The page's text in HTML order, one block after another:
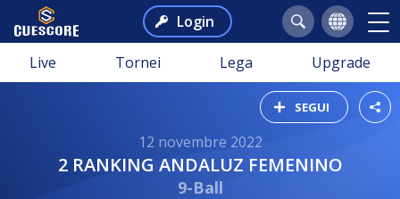
Login
Live Tornei Lega Upgrade
SEGUI
12 novembre 2022
2 RANKING ANDALUZ FEMENINO
9-Ball